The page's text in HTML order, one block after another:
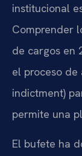
institucional
Comprender
de cargos en
el proceso
indictment)
permite una
El bufete ha